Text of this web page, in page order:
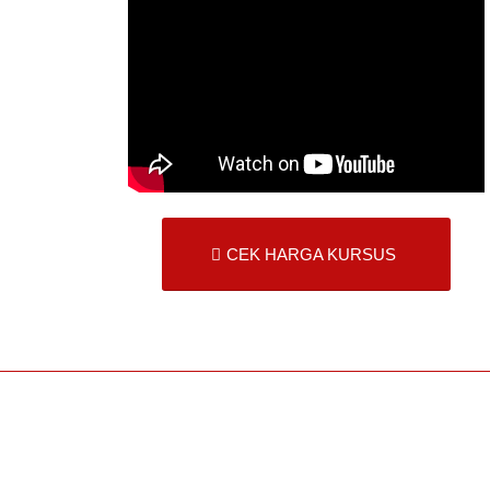
CEK HARGA KURSUS